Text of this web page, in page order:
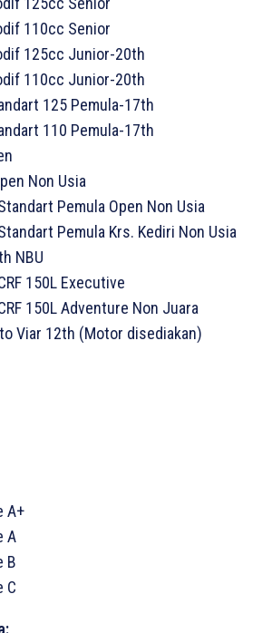
110cc Senior
125cc Junior-20th
110cc Junior-20th
125 Pemula-17th
110 Pemula-17th
Non Usia
Pemula Open Non Usia
Pemula Krs. Kediri Non Usia
NBU
150L Executive
150L Adventure Non Juara
Viar 12th (Motor disediakan)
A+
A
B
C